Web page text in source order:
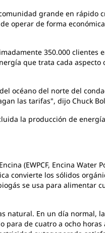
grande en rápido
operar de forma
350.000
que trata cada
océano del norte del
las tarifas", dijo Chuck
la producción de
(EWPCF, Encina
convierte los sólidos
se usa para alimentar
natural. En un día normal,
de cuatro a ocho